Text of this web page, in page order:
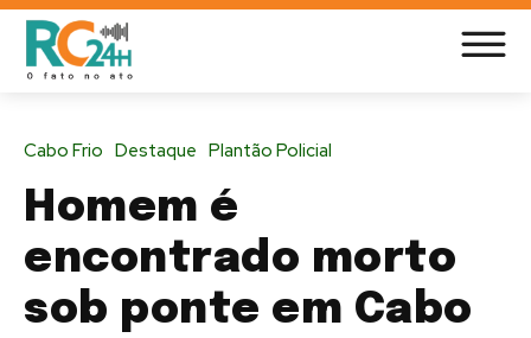
Cabo Frio Destaque Plantão Policial
Homem é
encontrado morto
sob ponte em Cabo